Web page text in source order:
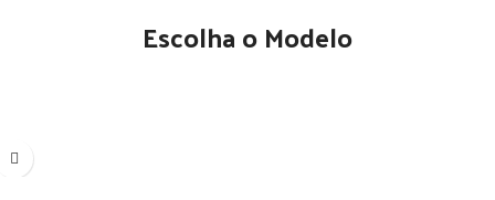
Escolha o Modelo